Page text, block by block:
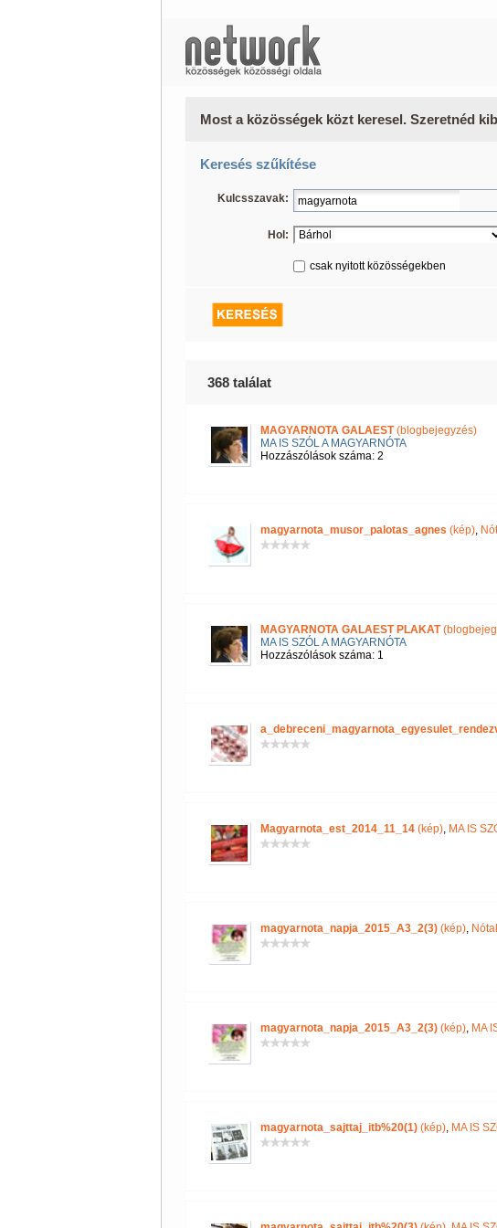
Most a közösségek közt keresel. Szeretnéd
Keresés szűkítése
Kulcsszavak:
Hol:
csak nyitott közösségekben
368 találat
MAGYARNOTA GALAEST(blogbejegyzés)
MA IS SZÓL A MAGYARNÓTA
Hozzászólások száma: 2
magyarnota_musor_palotas_agnes (kép),
MAGYARNOTA GALAEST PLAKAT
MA IS SZÓL A MAGYARNÓTA
Hozzászólások száma: 1
Magyarnota_est_2014_11_14(kép), MA IS
magyarnota_napja_2015_A3_2(3)(kép),
magyarnota_napja_2015_A3_2(3)(kép), MA
magyarnota_sajttaj_itb%20(1)(kép), MA IS